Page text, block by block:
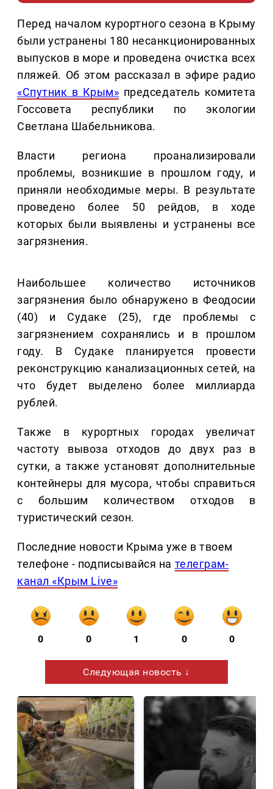
Перед началом курортного сезона в Крыму
были устранены 180 несанкционированных
выпусков в море и проведена очистка всех
пляжей. Об этом рассказал в эфире радио
«Спутник в Крым» председатель комитета
Госсовета республики по экологии
Светлана Шабельникова.
Власти региона проанализировали
проблемы, возникшие в прошлом году, и
приняли необходимые меры. В результате
проведено более 50 рейдов, в ходе
которых были выявлены и устранены все
загрязнения.
Наибольшее количество источников
загрязнения было обнаружено в Феодосии
(40) и Судаке (25), где проблемы с
загрязнением сохранялись и в прошлом
году. В Судаке планируется провести
реконструкцию канализационных сетей, на
что будет выделено более миллиарда
рублей.
Также в курортных городах увеличат
частоту вывоза отходов до двух раз в
сутки, а также установят дополнительные
контейнеры для мусора, чтобы справиться
с большим количеством отходов в
туристический сезон.
Последние новости Крыма уже в твоем
телефоне - подписывайся на телеграм-
канал «Крым Live»
0 0 1 0 0
Следующая новость ↓